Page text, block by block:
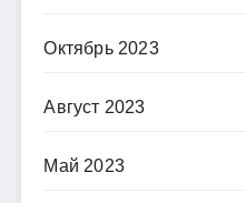
Октябрь 2023
Август 2023
Май 2023